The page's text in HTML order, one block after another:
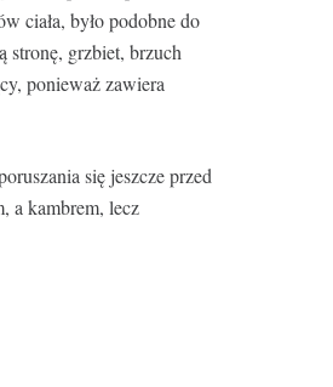
ciała, było podobne do
stronę, grzbiet, brzuch
ponieważ zawiera
się jeszcze przed
a kambrem, lecz